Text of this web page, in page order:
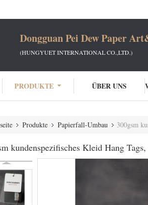
Dongguan Pei Dew Paper
(HUNGYUET INTERNATIONAL CO.,LTD.)
PRODUKTE ÜBER UNS
Produkte Papierfall-Umbau 300gsm
kundenspezifisches Kleid Hang